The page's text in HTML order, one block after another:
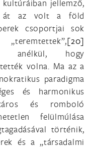
jellemző,
át az volt a föld
csoportjai sok
[20]
anélkül, hogy
volna. Ma az a
paradigma
és harmonikus
és romboló
felülmúlása
történik,
és a „társadalmi